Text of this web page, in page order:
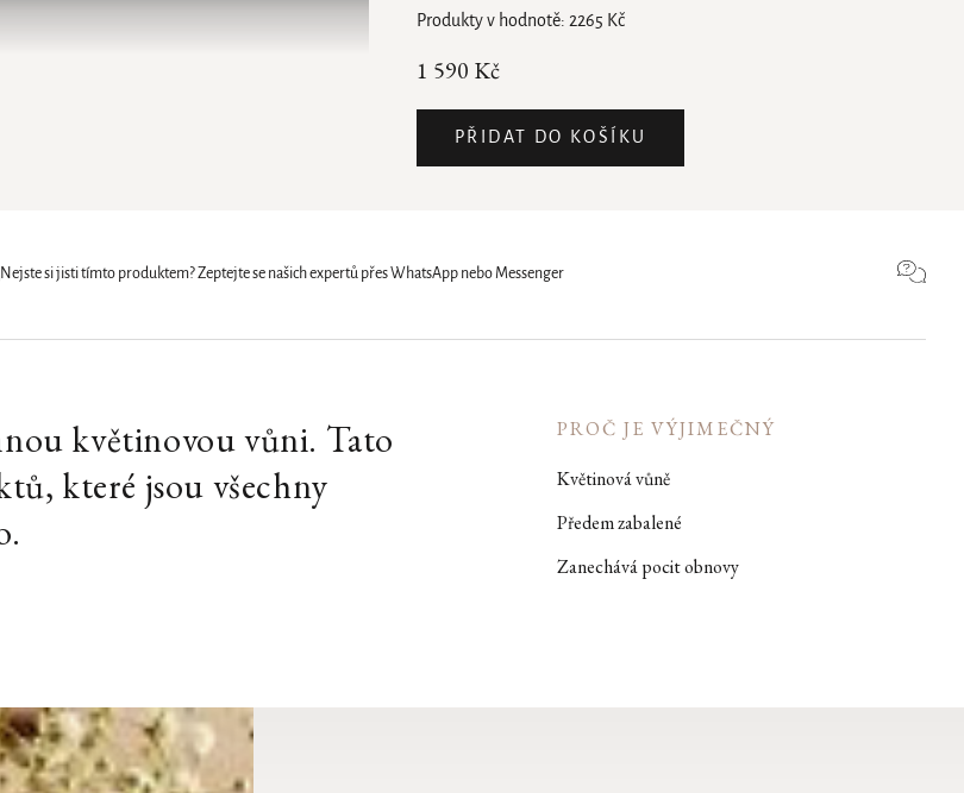
1 590 Kč
PŘIDAT DO KOŠÍKU
Produkty v hodnotě: 2265 Kč
Nejste si jisti tímto produktem? Zeptejte se našich expertů přes WhatsApp nebo Messenger
květinovou vůni. Tato
které jsou všechny
PROČ JE VÝJIMEČNÝ
Květinová vůně
Předem zabalené
Zanechává pocit obnovy